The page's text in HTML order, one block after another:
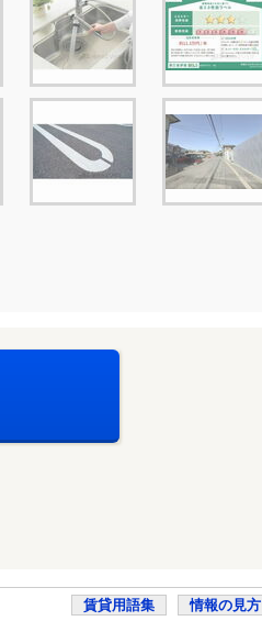
賃貸用語集 情報の見方